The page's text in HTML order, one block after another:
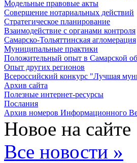
Модельные правовые акты
Совершение нотариальных действий
Стратегическое планирование
Взаимодействие с органами контроля
Самарско-Тольяттинская агломерация
Муниципальные практики
Положительный опыт в Самарской
Опыт других регионов
Всероссийский конкурс "Лучшая
Архив сайта
Полезные интернет-ресурсы
Послания
Архив номеров Информационного
Новое на сайте
Все новости »